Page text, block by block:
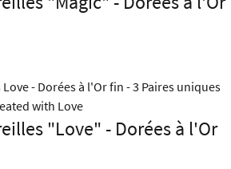
"Love" - Dorées à l'Or